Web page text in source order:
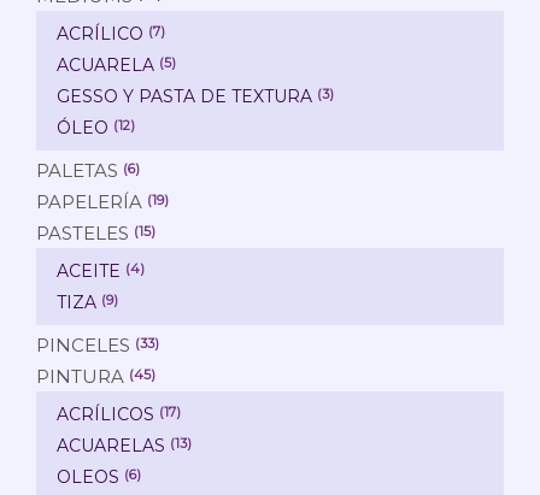
ACRÍLICO (7)
ACUARELA (5)
GESSO Y PASTA DE TEXTURA (3)
ÓLEO (12)
PALETAS (6)
PAPELERÍA (19)
PASTELES (15)
ACEITE (4)
TIZA (9)
PINCELES (33)
PINTURA (45)
ACRÍLICOS (17)
ACUARELAS (13)
OLEOS (6)